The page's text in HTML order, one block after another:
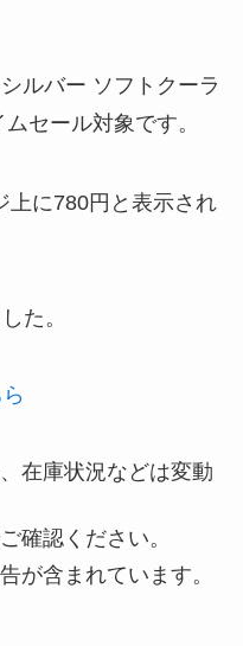
ルバー ソフトクーラ
セール対象です。
上に780円と表示され
た。
在庫状況などは変動
確認ください。
が含まれています。